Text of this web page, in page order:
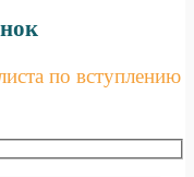
по вступлению